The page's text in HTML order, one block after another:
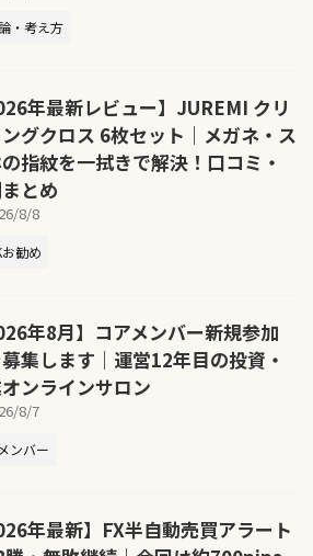
・考え方
年最新レビュー】JUREMI クリ
グクロス 6枚セット｜メガネ・ス
指紋を一拭きで解決！口コミ・
とめ
8/8
勧め
年8月】コアメンバー新規参加
集します｜運営12年目の投資・
ンラインサロン
8/7
ンバー
年最新】FX半自動売買アラート